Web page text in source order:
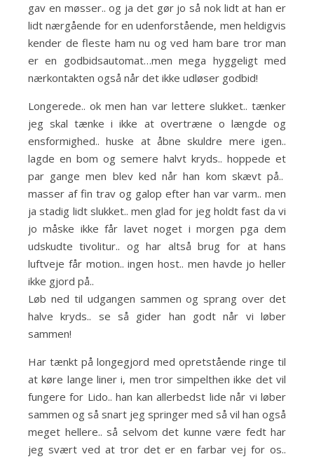
gav en møsser.. og ja det gør jo så nok lidt at han er
lidt nærgående for en udenforstående, men heldigvis
kender de fleste ham nu og ved ham bare tror man
er en godbidsautomat…men mega hyggeligt med
nærkontakten også når det ikke udløser godbid!
Longerede.. ok men han var lettere slukket.. tænker
jeg skal tænke i ikke at overtræne o længde og
ensformighed.. huske at åbne skuldre mere igen..
lagde en bom og semere halvt kryds.. hoppede et
par gange men blev ked når han kom skævt på..
masser af fin trav og galop efter han var varm.. men
ja stadig lidt slukket.. men glad for jeg holdt fast da vi
jo måske ikke får lavet noget i morgen pga dem
udskudte tivolitur.. og har altså brug for at hans
luftveje får motion.. ingen host.. men havde jo heller
ikke gjord på..
Løb ned til udgangen sammen og sprang over det
halve kryds.. se så gider han godt når vi løber
sammen!
Har tænkt på longegjord med opretstående ringe til
at køre lange liner i, men tror simpelthen ikke det vil
fungere for Lido.. han kan allerbedst lide når vi løber
sammen og så snart jeg springer med så vil han også
meget hellere.. så selvom det kunne være fedt har
jeg svært ved at tror det er en farbar vej for os..